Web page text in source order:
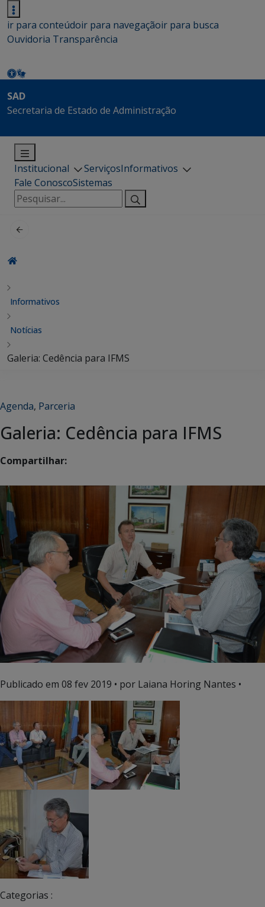
ir para conteúdoir para navegaçãoir para busca
Ouvidoria Transparência
SAD
Secretaria de Estado de Administração
Institucional ServiçosInformativos
Fale ConoscoSistemas
Pesquisar
por:
Informativos
Notícias
Galeria: Cedência para IFMS
Agenda, Parceria
Galeria: Cedência para IFMS
Compartilhar:
Publicado em 08 fev 2019 • por Laiana Horing Nantes •
Categorias :